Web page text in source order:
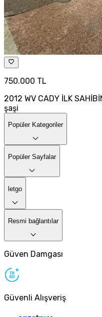
750.000 TL
2012 WV CADY İLK
şaşi
Popüler Kategoriler
Popüler Sayfalar
letgo
Resmi bağlantılar
Güven Damgası
Güvenli Alışveriş